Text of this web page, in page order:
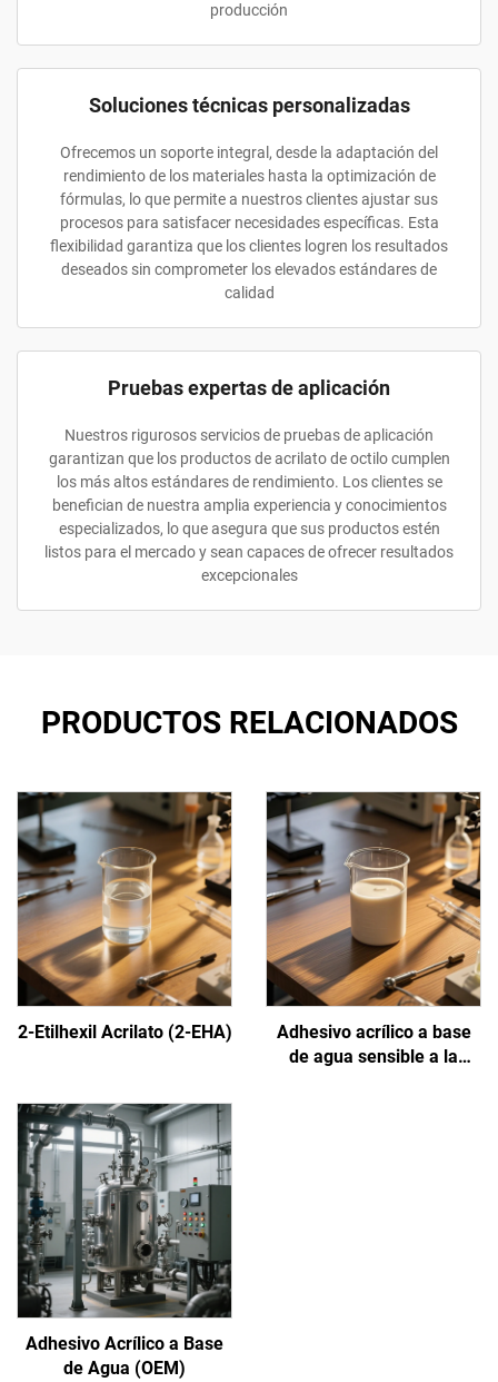
producción
Soluciones técnicas personalizadas
Ofrecemos un soporte integral, desde la adaptación del
rendimiento de los materiales hasta la optimización de
fórmulas, lo que permite a nuestros clientes ajustar sus
procesos para satisfacer necesidades específicas. Esta
flexibilidad garantiza que los clientes logren los resultados
deseados sin comprometer los elevados estándares de
calidad
Pruebas expertas de aplicación
Nuestros rigurosos servicios de pruebas de aplicación
garantizan que los productos de acrilato de octilo cumplen
los más altos estándares de rendimiento. Los clientes se
benefician de nuestra amplia experiencia y conocimientos
especializados, lo que asegura que sus productos estén
listos para el mercado y sean capaces de ofrecer resultados
excepcionales
PRODUCTOS RELACIONADOS
2-Etilhexil Acrilato (2-EHA)
Adhesivo acrílico a base
de agua sensible a la
Adhesivo Acrílico a Base
de Agua (OEM)